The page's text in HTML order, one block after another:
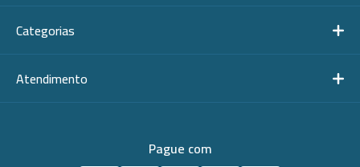
Categorias
Atendimento
Pague com